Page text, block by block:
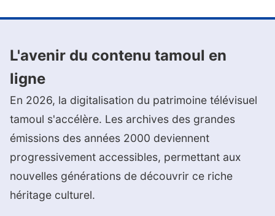
L'avenir du contenu tamoul en
ligne
En 2026, la digitalisation du patrimoine télévisuel
tamoul s'accélère. Les archives des grandes
émissions des années 2000 deviennent
progressivement accessibles, permettant aux
nouvelles générations de découvrir ce riche
héritage culturel.